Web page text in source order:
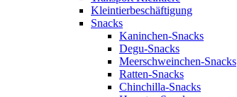
Kleintierbeschäftigung
Snacks
Kaninchen-Snacks
Degu-Snacks
Meerschweinchen-Snacks
Ratten-Snacks
Chinchilla-Snacks